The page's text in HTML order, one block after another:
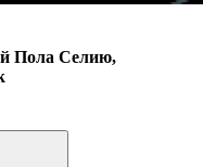
Пола Селию,